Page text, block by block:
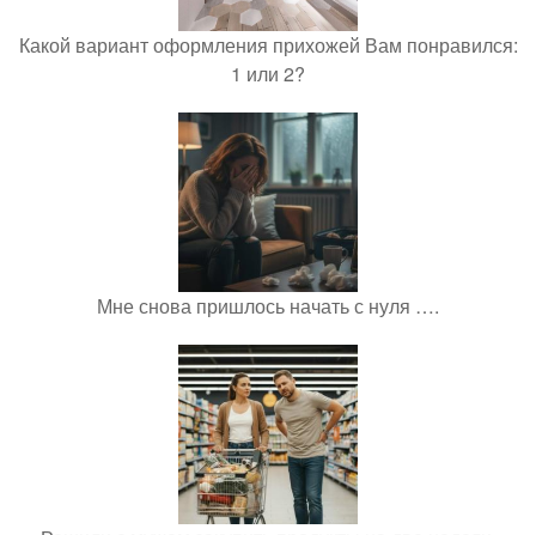
Какой вариант оформления прихожей Вам понравился:
1 или 2?
Мне снова пришлось начать с нуля ….